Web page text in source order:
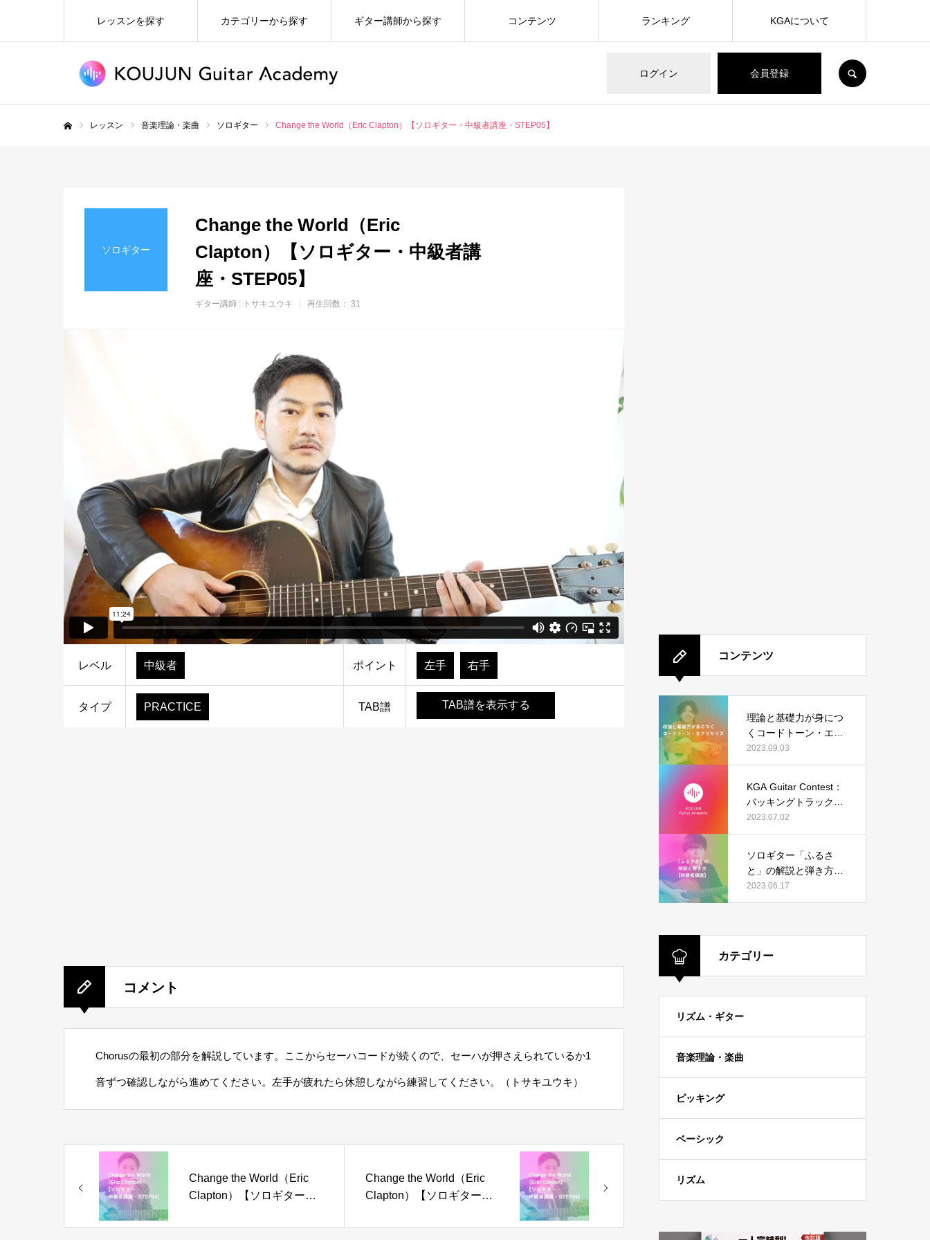
ログイン 会員登録
レッスンを探す カテゴリーから探す ギター講師から探す コンテンツ ランキング KGAについて
レッスン 音楽理論・楽曲 ソロギター Change the World（Eric Clapton）【ソロギター・中級者講座・STEP05】
ソロギター
Change the World（Eric
Clapton）【ソロギター・中級者講
座・STEP05】
ギター講師 : トサキユウキ 再生回数： 31
レベル 中級者 ポイント 左手 右手
タイプ PRACTICE TAB譜 TAB譜を表示する
コメント
Chorusの最初の部分を解説しています。ここからセーハコードが続くので、セーハが押さえられているか1
音ずつ確認しながら進めてください。左手が疲れたら休憩しながら練習してください。（トサキユウキ）
Change the World（Eric
Clapton）【ソロギター・
Change the World（Eric
Clapton）【ソロギター・
コンテンツ
理論と基礎力が身につ
くコードトーン・エク
ササイズ
2023.09.03
KGA Guitar Contest：
バッキングトラック（I
sn’t She Lovely）の結
果発表
2023.07.02
ソロギター「ふるさ
と」の解説と弾き方
【初級者講座】
2023.06.17
カテゴリー
リズム・ギター
音楽理論・楽曲
ピッキング
ベーシック
リズム